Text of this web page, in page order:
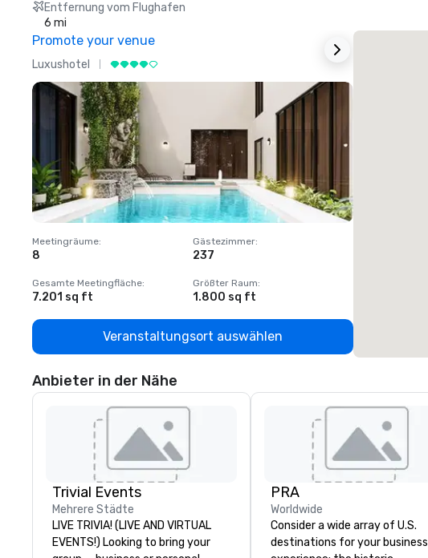
Entfernung vom Flughafen
6 mi
Promote your venue
Luxushotel
Meetingräume:
8
Gästezimmer:
237
Gesamte Meetingfläche:
7.201 sq ft
Größter Raum:
1.800 sq ft
Veranstaltungsort auswählen
Anbieter in der Nähe
Trivial Events
Mehrere Städte
LIVE TRIVIA! (LIVE AND VIRTUAL
EVENTS!) Looking to bring your
PRA
Worldwide
Consider a wide array of U.S.
destinations for your business